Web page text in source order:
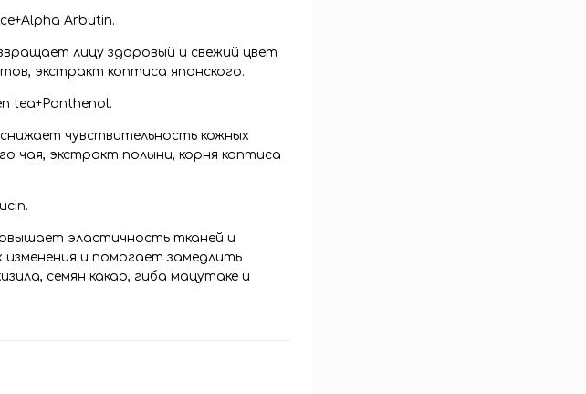
Arbutin.
лицу здоровый и свежий цвет
экстракт коптиса японского.
tea+Panthenol.
чувствительность кожных
чая, экстракт полыни, корня коптиса
эластичность тканей и
и помогает замедлить
семян какао, гиба мацутаке и